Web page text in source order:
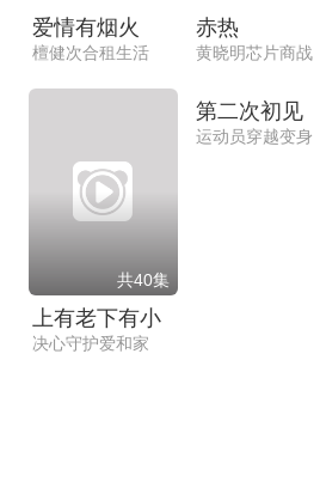
爱情有烟火
檀健次合租生活
赤热
黄晓明芯片商战
共40集
上有老下有小
决心守护爱和家
第二次初见
运动员穿越变身